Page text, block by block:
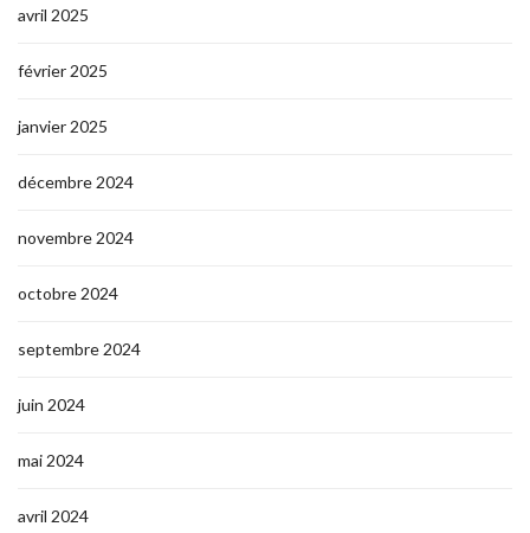
avril 2025
février 2025
janvier 2025
décembre 2024
novembre 2024
octobre 2024
septembre 2024
juin 2024
mai 2024
avril 2024